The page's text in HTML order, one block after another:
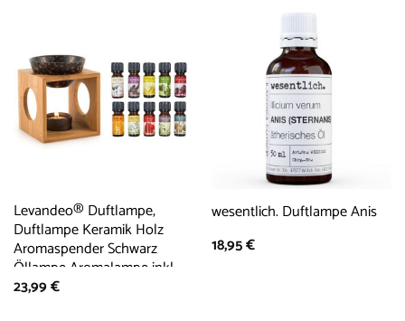
Levandeo® Duftlampe,
Duftlampe Keramik Holz
Aromaspender Schwarz
Öllampe Aromalampe inkl.
23,99€
wesentlich. Duftlampe Anis
18,95€